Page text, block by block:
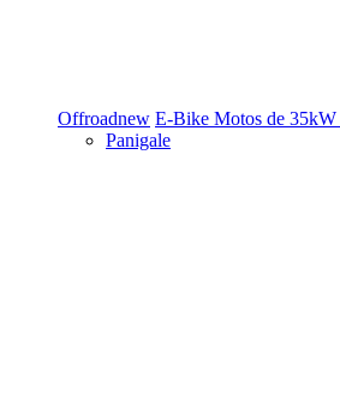
Offroadnew E-Bike Motos de 35kW
Panigale